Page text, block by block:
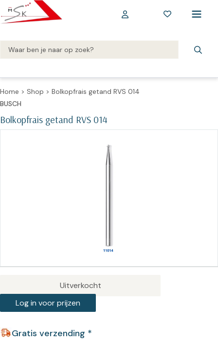
Home > Shop > Bolkopfrais getand RVS 014
Bolkopfrais getand RVS 014
BUSCH
Uitverkocht
Log in voor prijzen
Gratis verzending *